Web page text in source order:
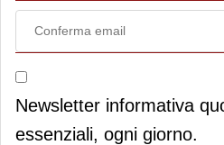
Newsletter informativa
essenziali, ogni giorno.